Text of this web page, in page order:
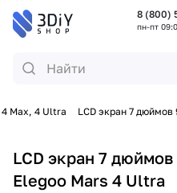
8 (800)
пн-пт
4 Max, 4 Ultra LCD экран 7 дюймов
LCD экран 7
Elegoo Mars 4 Ultra